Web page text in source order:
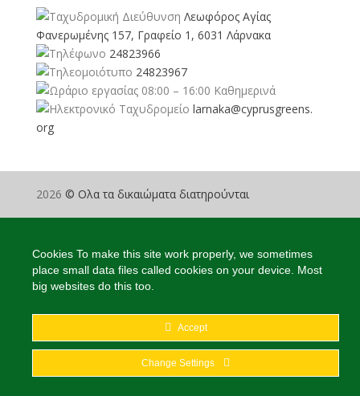
Λεωφόρος Αγίας
Φανερωμένης 157, Γραφείο 1, 6031 Λάρνακα
24823966
24823967
08:00 – 16:00 Καθημερινά
larnaka@cyprusgreens.
org
2026 © Ολα τα δικαιώματα διατηρούνται
Cookies To make this site work properly, we sometimes
place small data files called cookies on your device. Most
big websites do this too.
Accept
Change Settings